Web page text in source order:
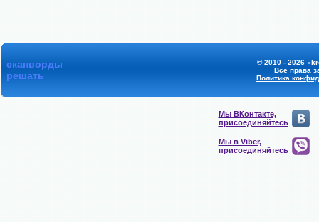
сканворды
решать
© 2010 - 2026
Все права
Политика
Мы ВКонтакте,
присоединяйтесь
Мы в Viber,
присоединяйтесь